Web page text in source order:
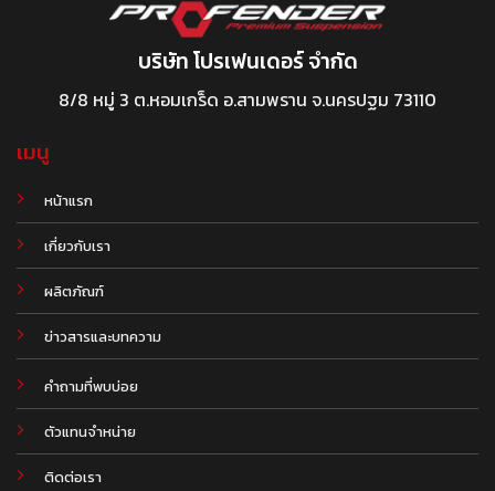
บริษัท โปรเฟนเดอร์ จำกัด
8/8 หมู่ 3 ต.หอมเกร็ด อ.สามพราน จ.นครปฐม 73110
เมนู
หน้าแรก
เกี่ยวกับเรา
ผลิตภัณฑ์
ข่าวสารและบทความ
.
คำถามที่พบบ่อย
ตัวแทนจำหน่าย
ติดต่อเรา